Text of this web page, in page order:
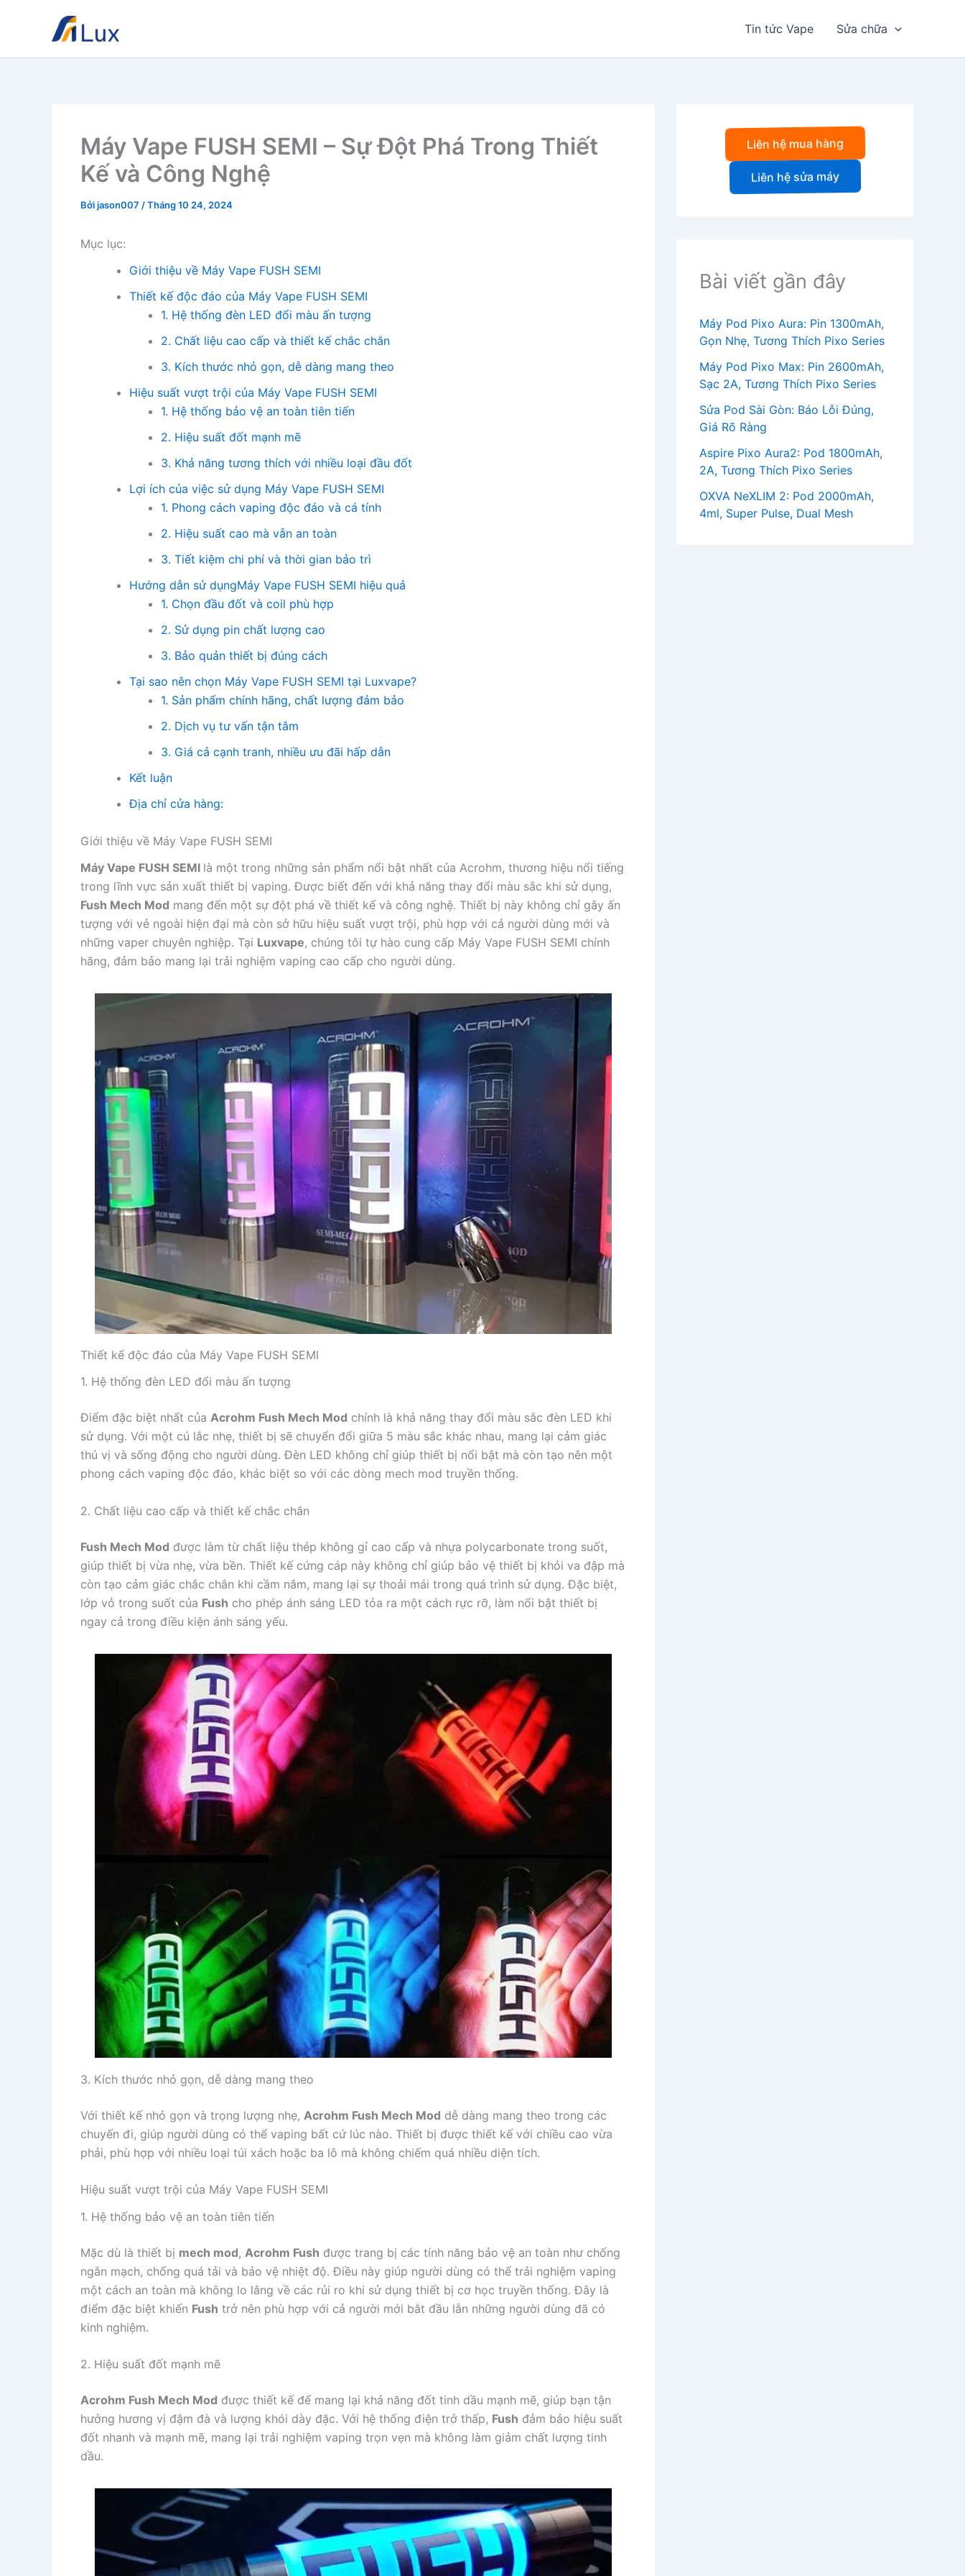
Tin tức Vape Sửa chữa
Máy Vape FUSH SEMI – Sự Đột Phá Trong Thiết
Kế và Công Nghệ
Bởijason007 /Tháng 10 24, 2024
Mục lục:
Giới thiệu về Máy Vape FUSH SEMI
Thiết kế độc đáo của Máy Vape FUSH SEMI
1. Hệ thống đèn LED đổi màu ấn tượng
2. Chất liệu cao cấp và thiết kế chắc chắn
3. Kích thước nhỏ gọn, dễ dàng mang theo
Hiệu suất vượt trội của Máy Vape FUSH SEMI
1. Hệ thống bảo vệ an toàn tiên tiến
2. Hiệu suất đốt mạnh mẽ
3. Khả năng tương thích với nhiều loại đầu đốt
Lợi ích của việc sử dụng Máy Vape FUSH SEMI
1. Phong cách vaping độc đáo và cá tính
2. Hiệu suất cao mà vẫn an toàn
3. Tiết kiệm chi phí và thời gian bảo trì
Hướng dẫn sử dụngMáy Vape FUSH SEMI hiệu quả
1. Chọn đầu đốt và coil phù hợp
2. Sử dụng pin chất lượng cao
3. Bảo quản thiết bị đúng cách
Tại sao nên chọn Máy Vape FUSH SEMI tại Luxvape?
1. Sản phẩm chính hãng, chất lượng đảm bảo
2. Dịch vụ tư vấn tận tâm
3. Giá cả cạnh tranh, nhiều ưu đãi hấp dẫn
Kết luận
Địa chỉ cửa hàng:
Giới thiệu về Máy Vape FUSH SEMI
Máy Vape FUSH SEMI là một trong những sản phẩm nổi bật nhất của Acrohm, thương hiệu nổi tiếng
trong lĩnh vực sản xuất thiết bị vaping. Được biết đến với khả năng thay đổi màu sắc khi sử dụng,
Fush Mech Mod mang đến một sự đột phá về thiết kế và công nghệ. Thiết bị này không chỉ gây ấn
tượng với vẻ ngoài hiện đại mà còn sở hữu hiệu suất vượt trội, phù hợp với cả người dùng mới và
những vaper chuyên nghiệp. Tại Luxvape, chúng tôi tự hào cung cấp Máy Vape FUSH SEMI chính
hãng, đảm bảo mang lại trải nghiệm vaping cao cấp cho người dùng.
Thiết kế độc đáo của Máy Vape FUSH SEMI
1. Hệ thống đèn LED đổi màu ấn tượng
Điểm đặc biệt nhất của Acrohm Fush Mech Mod chính là khả năng thay đổi màu sắc đèn LED khi
sử dụng. Với một cú lắc nhẹ, thiết bị sẽ chuyển đổi giữa 5 màu sắc khác nhau, mang lại cảm giác
thú vị và sống động cho người dùng. Đèn LED không chỉ giúp thiết bị nổi bật mà còn tạo nên một
phong cách vaping độc đáo, khác biệt so với các dòng mech mod truyền thống.
2. Chất liệu cao cấp và thiết kế chắc chắn
Fush Mech Mod được làm từ chất liệu thép không gỉ cao cấp và nhựa polycarbonate trong suốt,
giúp thiết bị vừa nhẹ, vừa bền. Thiết kế cứng cáp này không chỉ giúp bảo vệ thiết bị khỏi va đập mà
còn tạo cảm giác chắc chắn khi cầm nắm, mang lại sự thoải mái trong quá trình sử dụng. Đặc biệt,
lớp vỏ trong suốt của Fush cho phép ánh sáng LED tỏa ra một cách rực rỡ, làm nổi bật thiết bị
ngay cả trong điều kiện ánh sáng yếu.
3. Kích thước nhỏ gọn, dễ dàng mang theo
Với thiết kế nhỏ gọn và trọng lượng nhẹ, Acrohm Fush Mech Mod dễ dàng mang theo trong các
chuyến đi, giúp người dùng có thể vaping bất cứ lúc nào. Thiết bị được thiết kế với chiều cao vừa
phải, phù hợp với nhiều loại túi xách hoặc ba lô mà không chiếm quá nhiều diện tích.
Hiệu suất vượt trội của Máy Vape FUSH SEMI
1. Hệ thống bảo vệ an toàn tiên tiến
Mặc dù là thiết bị mech mod, Acrohm Fush được trang bị các tính năng bảo vệ an toàn như chống
ngắn mạch, chống quá tải và bảo vệ nhiệt độ. Điều này giúp người dùng có thể trải nghiệm vaping
một cách an toàn mà không lo lắng về các rủi ro khi sử dụng thiết bị cơ học truyền thống. Đây là
điểm đặc biệt khiến Fush trở nên phù hợp với cả người mới bắt đầu lẫn những người dùng đã có
kinh nghiệm.
2. Hiệu suất đốt mạnh mẽ
Acrohm Fush Mech Mod được thiết kế để mang lại khả năng đốt tinh dầu mạnh mẽ, giúp bạn tận
hưởng hương vị đậm đà và lượng khói dày đặc. Với hệ thống điện trở thấp, Fush đảm bảo hiệu suất
đốt nhanh và mạnh mẽ, mang lại trải nghiệm vaping trọn vẹn mà không làm giảm chất lượng tinh
dầu.
Liên hệ mua hàng
Liên hệ sửa máy
Bài viết gần đây
Máy Pod Pixo Aura: Pin 1300mAh,
Gọn Nhẹ, Tương Thích Pixo Series
Máy Pod Pixo Max: Pin 2600mAh,
Sạc 2A, Tương Thích Pixo Series
Sửa Pod Sài Gòn: Báo Lỗi Đúng,
Giá Rõ Ràng
Aspire Pixo Aura2: Pod 1800mAh,
2A, Tương Thích Pixo Series
OXVA NeXLIM 2: Pod 2000mAh,
4ml, Super Pulse, Dual Mesh